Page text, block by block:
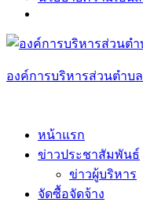
Skip
content
องค์การบริหารส่วนตำบ
หน้าแรก
ข่าวประชาสัมพันธ์
ข่าวผู้บริหาร
จัดซื้อจัดจ้าง